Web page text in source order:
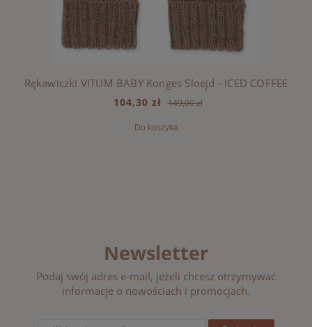
Rękawiczki VITUM BABY Konges Sloejd - ICED COFFEE
104,30 zł 149,00 zł
Do koszyka
Newsletter
Podaj swój adres e-mail, jeżeli chcesz otrzymywać
informacje o nowościach i promocjach.